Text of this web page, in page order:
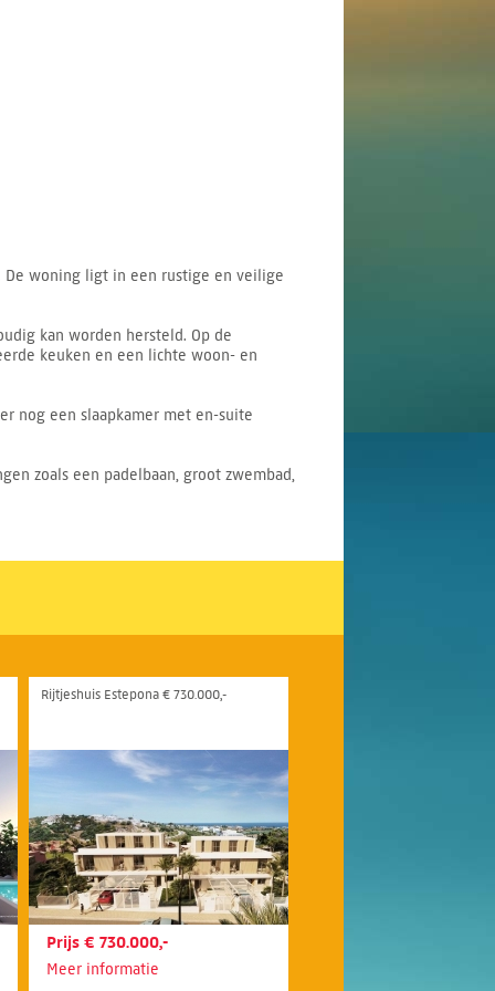
De woning ligt in een rustige en veilige
kan worden hersteld. Op de
keuken en een lichte woon- en
nog een slaapkamer met en-suite
zoals een padelbaan, groot zwembad,
Rijtjeshuis Estepona € 730.000,-
Prijs € 730.000,-
Meer informatie